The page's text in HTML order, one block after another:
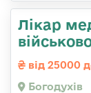
Лікар
від 25000
Богодухів